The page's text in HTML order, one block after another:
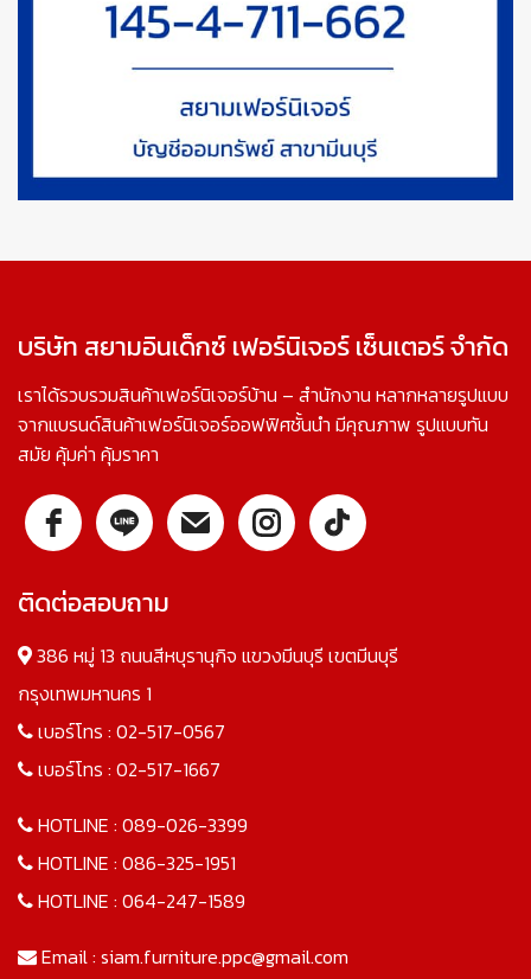
บริษัท สยามอินเด็กซ์ เฟอร์นิเจอร์ เซ็นเตอร์ จำกัด
เราได้รวบรวมสินค้าเฟอร์นิเจอร์บ้าน – สำนักงาน หลากหลายรูปแบบ
จากแบรนด์สินค้าเฟอร์นิเจอร์ออฟฟิศชั้นนำ มีคุณภาพ รูปแบบทัน
สมัย คุ้มค่า คุ้มราคา
ติดต่อสอบถาม
386 หมู่ 13 ถนนสีหบุรานุกิจ แขวงมีนบุรี เขตมีนบุรี
กรุงเทพมหานคร 1
เบอร์โทร : 02-517-0567
เบอร์โทร : 02-517-1667
HOTLINE : 089-026-3399
HOTLINE : 086-325-1951
HOTLINE : 064-247-1589
Email : siam.furniture.ppc@gmail.com